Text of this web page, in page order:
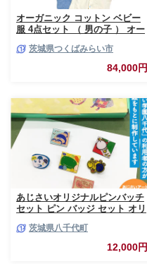
オーガニック コットン ベビー
服 4点セット （ 男の子 ） オー
ン オリジナル バリアフリー 新
生児 ギフト 出産祝い おくるみ
ベビー プレゼント 名入れ おし
NT]
茨城県つくばみらい市
84,000円
あじさいオリジナルピンバッチ
セット ピン バッジ セット オリ
さと納税 12000円 [AP004ya]
茨城県八千代町
12,000円